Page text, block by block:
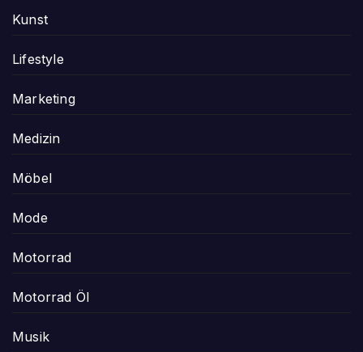
Kunst
Lifestyle
Marketing
Medizin
Möbel
Mode
Motorrad
Motorrad Öl
Musik